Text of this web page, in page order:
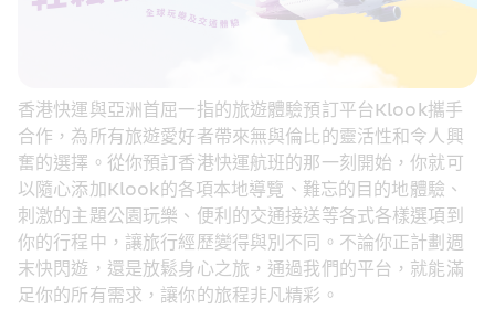
香港快運與亞洲首屈一指的旅遊體驗預訂平台Klook攜手
合作，為所有旅遊愛好者帶來無與倫比的靈活性和令人興
奮的選擇。從你預訂香港快運航班的那一刻開始，你就可
以隨心添加Klook的各項本地導覽、難忘的目的地體驗、
刺激的主題公園玩樂、便利的交通接送等各式各樣選項到
你的行程中，讓旅行經歷變得與別不同。不論你正計劃週
末快閃遊，還是放鬆身心之旅，通過我們的平台，就能滿
足你的所有需求，讓你的旅程非凡精彩。